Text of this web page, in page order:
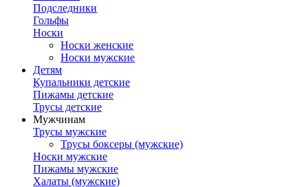
Подследники
Гольфы
Носки
Носки женские
Носки мужские
Детям
Купальники детские
Пижамы детские
Трусы детские
Мужчинам
Трусы мужские
Трусы боксеры (мужские)
Носки мужские
Пижамы мужские
Халаты (мужские)